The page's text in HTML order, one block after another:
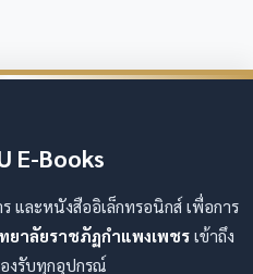
E-Books
และหนังสืออิเล็กทรอนิกส์ เพื่อการ
ยาลัยราชภัฏกำแพงเพชร เข้าถึง
องรับทุกอุปกรณ์